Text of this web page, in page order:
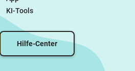
KI-Tools
Hilfe-Center